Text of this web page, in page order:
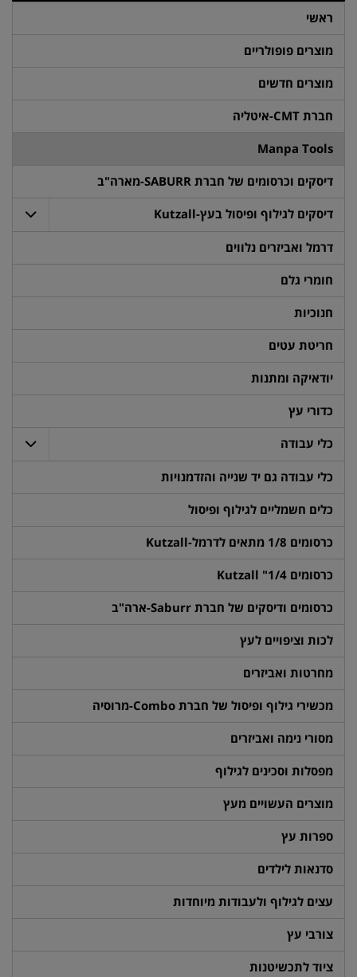
ראשי
מוצרים פופולריים
מוצרים חדשים
חברת CMT-איטליה
Manpa Tools
דיסקים וכרסומים של חברת SABURR-מארה"ב
דיסקים לגילוף ופיסול בעץ-Kutzall
דרמל ואביזרים נלווים
חומרי גלם
חנוכיות
חריטת עטים
יודאיקה ומתנות
כדורי עץ
כלי עבודה
כלי עבודה גם יד שנייה והזדמנויות
כלים חשמליים לגילוף ופיסול
כרסומים 1/8 מתאים לדרמל-Kutzall
כרסומים 1/4" Kutzall
כרסומים ודיסקים של חברת Saburr-ארה"ב
לכות וציפויים לעץ
מחרטות ואביזרים
מכשירי גילוף ופיסול של חברת Combo-מרוסיה
מסורי נימה ואביזרים
מפסלות וסכינים לגילוף
מוצרים העשויים מעץ
ספרות עץ
סדנאות לילדים
עצים לגילוף ולעבודות מיוחדות
צורבי עץ
ציוד לתכשיטנות